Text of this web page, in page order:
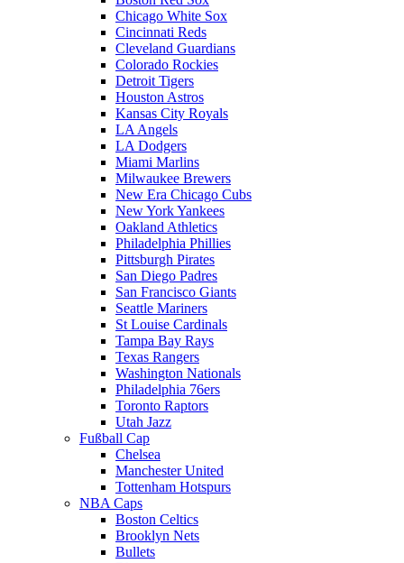
Chicago White Sox
Cincinnati Reds
Cleveland Guardians
Colorado Rockies
Detroit Tigers
Houston Astros
Kansas City Royals
LA Angels
LA Dodgers
Miami Marlins
Milwaukee Brewers
New Era Chicago Cubs
New York Yankees
Oakland Athletics
Philadelphia Phillies
Pittsburgh Pirates
San Diego Padres
San Francisco Giants
Seattle Mariners
St Louise Cardinals
Tampa Bay Rays
Texas Rangers
Washington Nationals
Philadelphia 76ers
Toronto Raptors
Utah Jazz
Fußball Cap
Chelsea
Manchester United
Tottenham Hotspurs
NBA Caps
Boston Celtics
Brooklyn Nets
Bullets